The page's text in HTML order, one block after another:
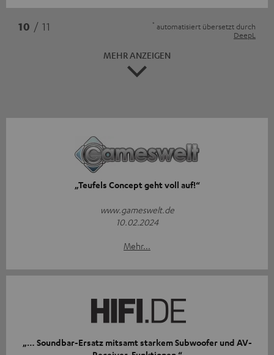
10 / 11 * automatisiert übersetzt durch
DeepL
MEHR ANZEIGEN
„Teufels Concept geht voll auf!“
www.gameswelt.de
10.02.2024
Mehr...
„… Soundbar-Ersatz mitsamt starkem Subwoofer und AV-